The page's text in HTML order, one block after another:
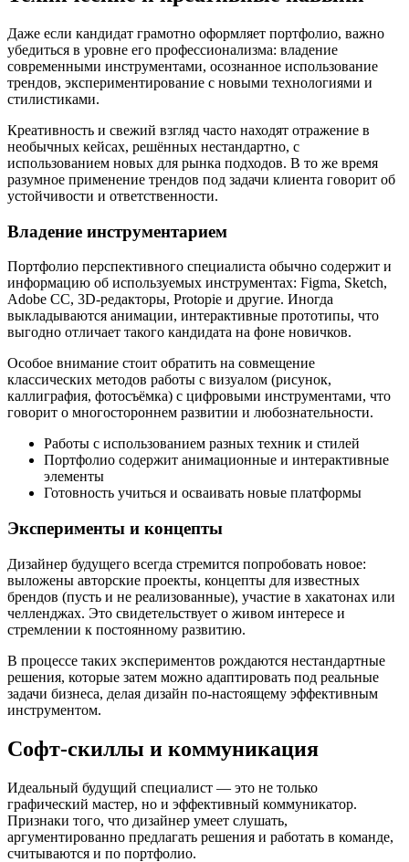
Даже если кандидат грамотно оформляет портфолио, важно
убедиться в уровне его профессионализма: владение
современными инструментами, осознанное использование
трендов, экспериментирование с новыми технологиями и
стилистиками.
Креативность и свежий взгляд часто находят отражение в
необычных кейсах, решённых нестандартно, с
использованием новых для рынка подходов. В то же время
разумное применение трендов под задачи клиента говорит об
устойчивости и ответственности.
Владение инструментарием
Портфолио перспективного специалиста обычно содержит и
информацию об используемых инструментах: Figma, Sketch,
Adobe CC, 3D-редакторы, Protopie и другие. Иногда
выкладываются анимации, интерактивные прототипы, что
выгодно отличает такого кандидата на фоне новичков.
Особое внимание стоит обратить на совмещение
классических методов работы с визуалом (рисунок,
каллиграфия, фотосъёмка) с цифровыми инструментами, что
говорит о многостороннем развитии и любознательности.
Работы с использованием разных техник и стилей
Портфолио содержит анимационные и интерактивные
элементы
Готовность учиться и осваивать новые платформы
Эксперименты и концепты
Дизайнер будущего всегда стремится попробовать новое:
выложены авторские проекты, концепты для известных
брендов (пусть и не реализованные), участие в хакатонах или
челленджах. Это свидетельствует о живом интересе и
стремлении к постоянному развитию.
В процессе таких экспериментов рождаются нестандартные
решения, которые затем можно адаптировать под реальные
задачи бизнеса, делая дизайн по-настоящему эффективным
инструментом.
Софт-скиллы и коммуникация
Идеальный будущий специалист — это не только
графический мастер, но и эффективный коммуникатор.
Признаки того, что дизайнер умеет слушать,
аргументированно предлагать решения и работать в команде,
считываются и по портфолио.